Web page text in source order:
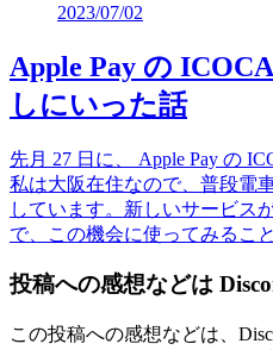
2023/07/02
Apple Pay の
しにいった話
先月 27 日に、 Apple Pay の
私は大阪在住なので、普段電
しています。新しいサービス
で、この機会に使ってみるこ
投稿への感想などは
この投稿への感想などは、